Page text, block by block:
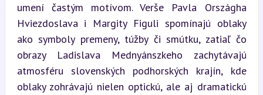
umení častým motívom. Verše Pavla Országha
Hviezdoslava i Margity Figuli spomínajú oblaky
ako symboly premeny, túžby či smútku, zatiaľ čo
obrazy Ladislava Mednyánszkeho zachytávajú
atmosféru slovenských podhorských krajín, kde
oblaky zohrávajú nielen optickú, ale aj dramatickú